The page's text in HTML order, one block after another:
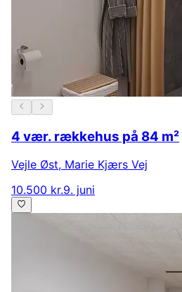
4 vær. rækkehus på 84 m²
Vejle Øst, Marie Kjærs Vej
10.500 kr.9. juni